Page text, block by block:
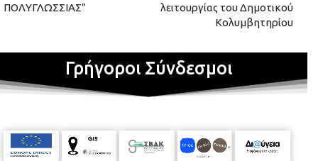
ΠΟΛΥΓΛΩΣΣΙΑΣ”
λειτουργίας του Δημοτικού
Κολυμβητηρίου
Γρήγοροι Σύνδεσμοι